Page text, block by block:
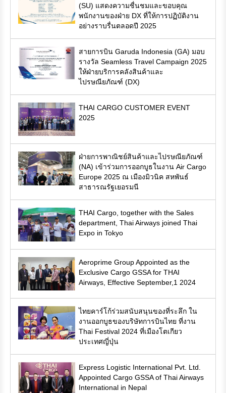
(SU) แสดงความชื่นชมและขอบคุณ
พนักงานของฝ่าย DX ที่ให้การปฏิบัติงาน
อย่างราบรื่นตลอดปี 2025
สายการบิน Garuda Indonesia (GA) มอบ
รางวัล Seamless Travel Campaign 2025
ให้ฝ่ายบริการคลังสินค้าและ
ไปรษณียภัณฑ์ (DX)
THAI CARGO CUSTOMER EVENT
2025
ฝ่ายการพาณิชย์สินค้าและไปรษณียภัณฑ์
(NA) เข้าร่วมการออกบูธในงาน Air Cargo
Europe 2025 ณ เมืองมิวนิค สหพันธ์
สาธารณรัฐเยอรมนี
THAI Cargo, together with the Sales
department, Thai Airways joined Thai
Expo in Tokyo
Aeroprime Group Appointed as the
Exclusive Cargo GSSA for THAI
Airways, Effective September,1 2024
ไทยคาร์โก้ร่วมสนับสนุนของที่ระลึก ใน
งานออกบูธของบริษัทการบินไทย ที่งาน
Thai Festival 2024 ที่เมืองโตเกียว
ประเทศญี่ปุ่น
Express Logistic International Pvt. Ltd.
Appointed Cargo GSSA of Thai Airways
International in Nepal